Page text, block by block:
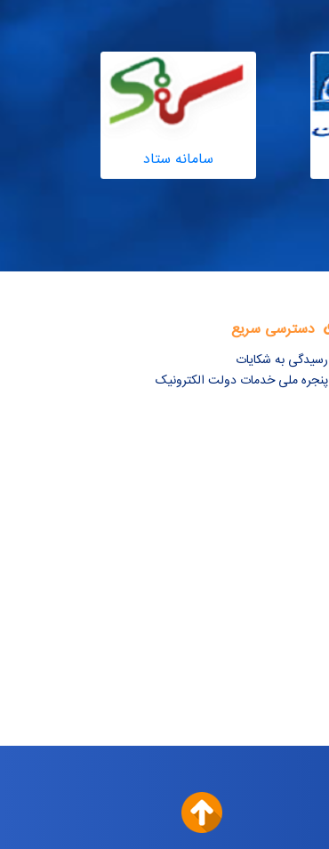
سامانه ستاد
دسترسی سریع
رسیدگی به شکایات
پنجره ملی خدمات دولت الکترونیک